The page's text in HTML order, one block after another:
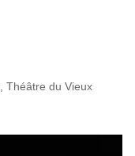
, Théâtre du Vieux